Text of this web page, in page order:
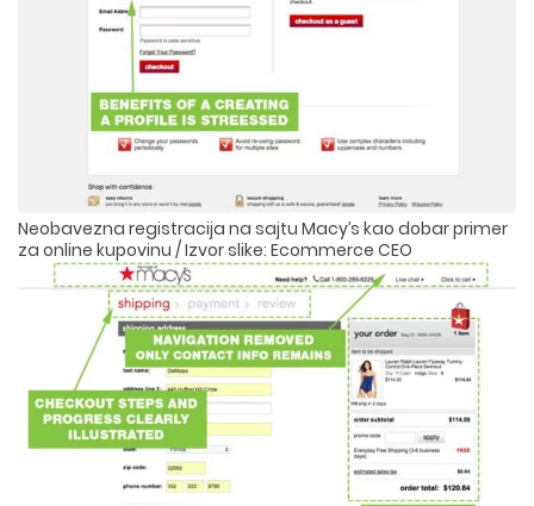
Neobavezna registracija na sajtu Macy’s kao dobar primer
za online kupovinu / Izvor slike: Ecommerce CEO